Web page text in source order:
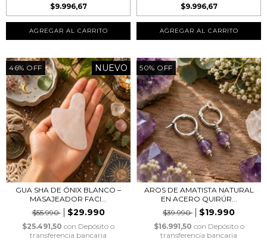
$9.996,67
$9.996,67
46% OFF NUEVO
GUA SHA DE ÓNIX BLANCO –
MASAJEADOR FACI...
$55.990
$29.990
$25.491,50 con Depósito o
transferencia bancaria
50% OFF
AROS DE AMATISTA NATURAL
EN ACERO QUIRÚR...
$39.990
$19.990
$16.991,50 con Depósito o
transferencia bancaria